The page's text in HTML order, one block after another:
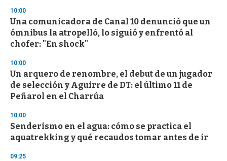
d
s
10:00
Una comunicadora de Canal 10 denunció que un
ómnibus la atropelló, lo siguió y enfrentó al
chofer: "En shock"
10:00
Un arquero de renombre, el debut de un jugador
de selección y Aguirre de DT: el último 11 de
Peñarol en el Charrúa
10:00
Senderismo en el agua: cómo se practica el
aquatrekking y qué recaudos tomar antes de ir
09:25